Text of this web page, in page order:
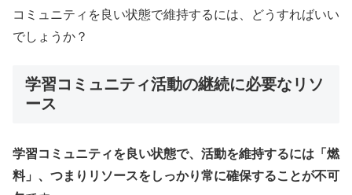
コミュニティを良い状態で維持するには、どうすればいい
でしょうか？
学習コミュニティ活動の継続に必要なリソ
ース
学習コミュニティを良い状態で、活動を維持するには「燃
料」、つまりリソースをしっかり常に確保することが不可